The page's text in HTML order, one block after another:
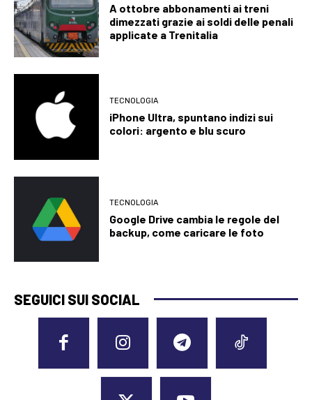
A ottobre abbonamenti ai treni
dimezzati grazie ai soldi delle penali
applicate a Trenitalia
TECNOLOGIA
iPhone Ultra, spuntano indizi sui
colori: argento e blu scuro
TECNOLOGIA
Google Drive cambia le regole del
backup, come caricare le foto
SEGUICI SUI SOCIAL